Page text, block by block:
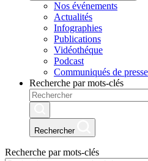
Nos événements
Actualités
Infographies
Publications
Vidéothéque
Podcast
Communiqués de presse
Recherche par mots-clés
Rechercher
Recherche par mots-clés